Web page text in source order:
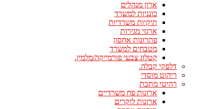
ארון מנהלים
כונניות למשרד
תיקיות משרדיות
ארגזי מגירות
פתרונות אחסון
מטבחים למשרד
קטלוג צבעי פורמייקה/מלמין.
דלפקי קבלה.
ריהוט מוסדי
רהיטי מתכת
ארונות פח משרדיים
ארונות לוקרים